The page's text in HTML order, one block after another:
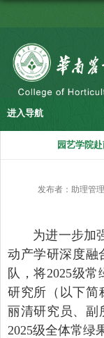
进入导航
园艺学院
发布者：助理管
为进一步加
动产学研深度融
队，将2025级
研究所（以下简
丽清研究员、副
2025级全体常绿